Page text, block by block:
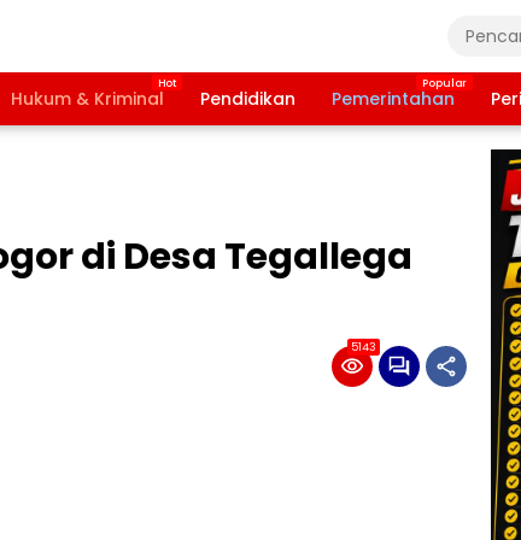
Hukum & Kriminal Pendidikan Pemerintahan
di Desa Tegallega
5143